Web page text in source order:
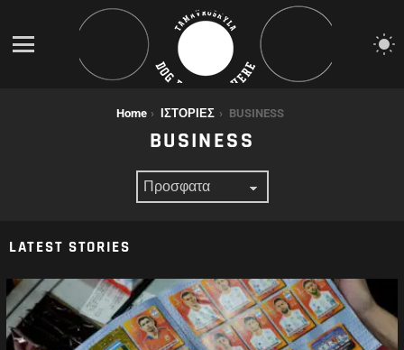
Home ΙΣΤΟΡΙΕΣ BUSINESS
BUSINESS
LATEST STORIES